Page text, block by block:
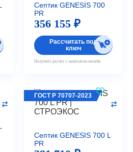
Септик GENESIS 700
PR
356 155 ₽
Рассчитать под
ключ
Получите расчёт с монтажом онлайн
Септик GENESIS 700 L
PR
ГОСТ Р 70707-2023